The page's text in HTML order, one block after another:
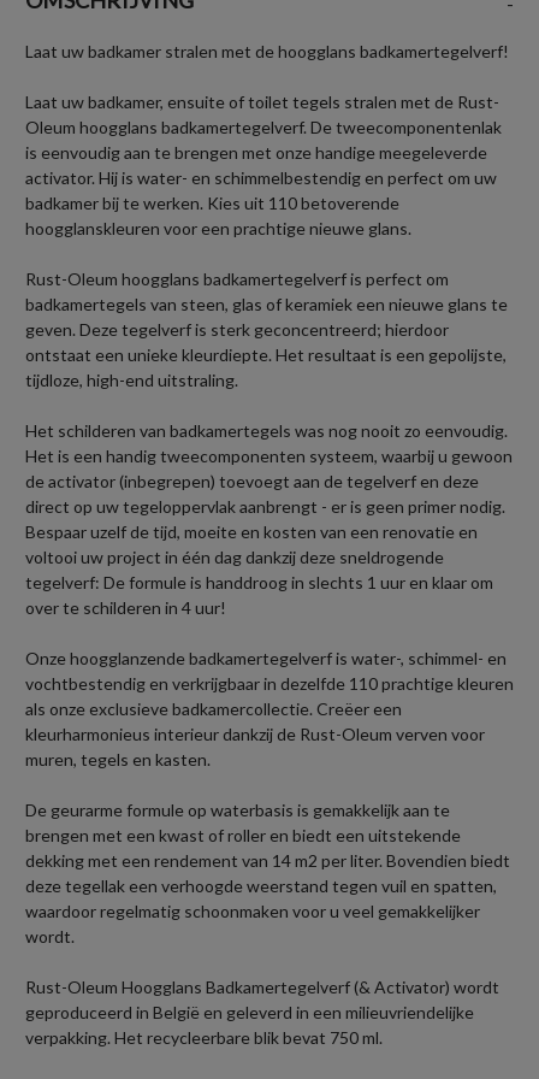
Laat uw badkamer stralen met de hoogglans badkamertegelverf!
Laat uw badkamer, ensuite of toilet tegels stralen met de Rust-
Oleum hoogglans badkamertegelverf. De tweecomponentenlak
is eenvoudig aan te brengen met onze handige meegeleverde
activator. Hij is water- en schimmelbestendig en perfect om uw
badkamer bij te werken. Kies uit 110 betoverende
hoogglanskleuren voor een prachtige nieuwe glans.
Rust-Oleum hoogglans badkamertegelverf is perfect om
badkamertegels van steen, glas of keramiek een nieuwe glans te
geven. Deze tegelverf is sterk geconcentreerd; hierdoor
ontstaat een unieke kleurdiepte. Het resultaat is een gepolijste,
tijdloze, high-end uitstraling.
Het schilderen van badkamertegels was nog nooit zo eenvoudig.
Het is een handig tweecomponenten systeem, waarbij u gewoon
de activator (inbegrepen) toevoegt aan de tegelverf en deze
direct op uw tegeloppervlak aanbrengt - er is geen primer nodig.
Bespaar uzelf de tijd, moeite en kosten van een renovatie en
voltooi uw project in één dag dankzij deze sneldrogende
tegelverf: De formule is handdroog in slechts 1 uur en klaar om
over te schilderen in 4 uur!
Onze hoogglanzende badkamertegelverf is water-, schimmel- en
vochtbestendig en verkrijgbaar in dezelfde 110 prachtige kleuren
als onze exclusieve badkamercollectie. Creëer een
kleurharmonieus interieur dankzij de Rust-Oleum verven voor
muren, tegels en kasten.
De geurarme formule op waterbasis is gemakkelijk aan te
brengen met een kwast of roller en biedt een uitstekende
dekking met een rendement van 14 m2 per liter. Bovendien biedt
deze tegellak een verhoogde weerstand tegen vuil en spatten,
waardoor regelmatig schoonmaken voor u veel gemakkelijker
wordt.
Rust-Oleum Hoogglans Badkamertegelverf (& Activator) wordt
geproduceerd in België en geleverd in een milieuvriendelijke
verpakking. Het recycleerbare blik bevat 750 ml.